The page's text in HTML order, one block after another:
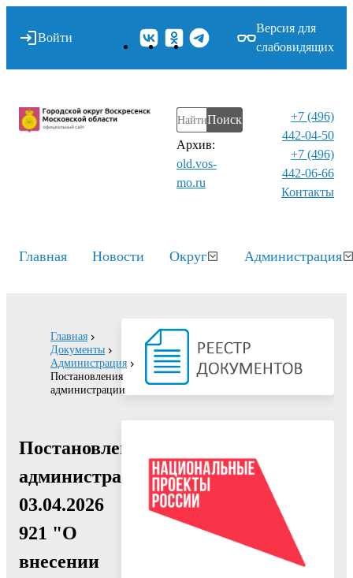
Войти
Версия для
слабовидящих
Поиск
Архив:
old.vos-
mo.ru
+7 (496)
442-04-50
+7 (496)
442-06-66
Контакты⁠
Главная Новости Округ Администрация
Главная
Документы
Администрация
Постановления
администрации
Постановление
администрации
03.04.2026
921 "О
внесении